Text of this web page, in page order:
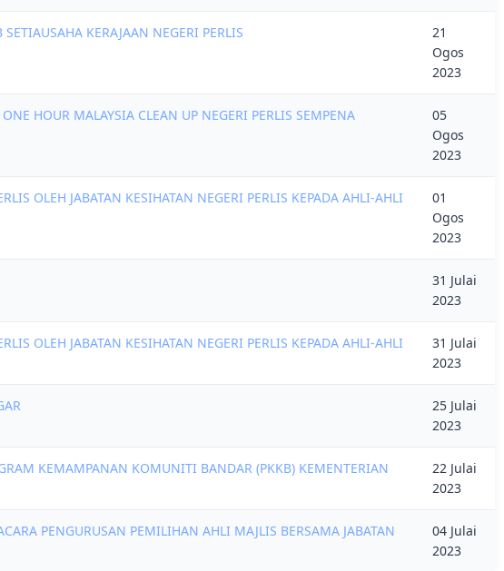
KERAJAAN NEGERI PERLIS
21
Ogos
2023
HOUR MALAYSIA CLEAN UP NEGERI PERLIS SEMPENA
05
Ogos
2023
OLEH JABATAN KESIHATAN NEGERI PERLIS KEPADA AHLI-AHLI
01
Ogos
2023
31 Julai
2023
OLEH JABATAN KESIHATAN NEGERI PERLIS KEPADA AHLI-AHLI
31 Julai
2023
25 Julai
2023
KEMAMPANAN KOMUNITI BANDAR (PKKB) KEMENTERIAN
22 Julai
2023
PENGURUSAN PEMILIHAN AHLI MAJLIS BERSAMA JABATAN
04 Julai
2023